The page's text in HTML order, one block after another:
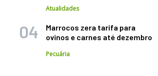
Atualidades
Marrocos zera tarifa para
ovinos e carnes até dezembro
Pecuária